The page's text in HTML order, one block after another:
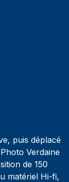
puis déplacé
Verdaine
de 150
matériel Hi-fi,